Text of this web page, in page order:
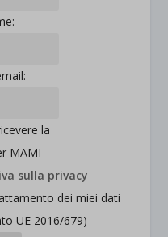
la
MAMI
sulla privacy
dei miei dati
UE 2016/679)